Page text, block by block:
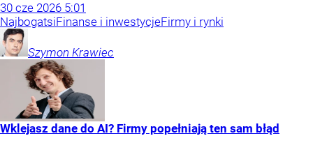
30 cze 2026 5:01
NajbogatsiFinanse i inwestycjeFirmy i rynki
Szymon Krawiec
Wklejasz dane do AI? Firmy popełniają ten sam błąd